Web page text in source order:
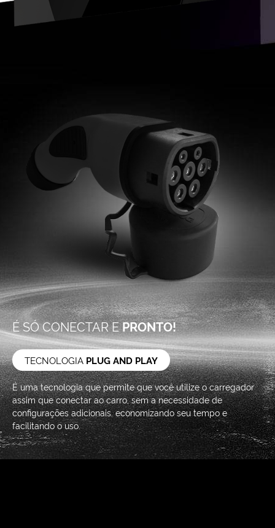
É SÓ CONECTAR EPRONTO!
TECNOLOGIA PLUG AND PLAY
É uma tecnologia que permite que você utilize o carregador
assim que conectar ao carro, sem a necessidade de
configurações adicionais. economizando seu tempo e
facilitando o uso.